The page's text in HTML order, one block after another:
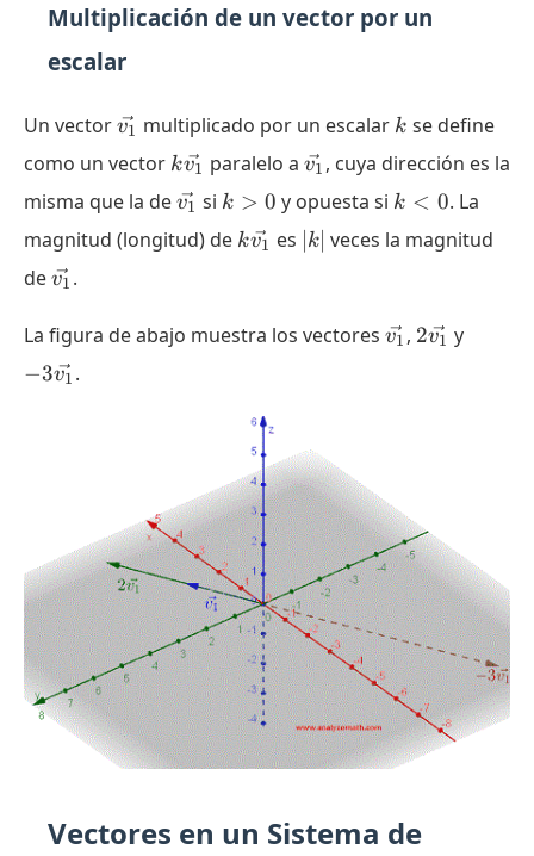
Multiplicación de un vector por un
escalar
Un vector\vec{v_1}
v1 multiplicado por un escalar k
k se define
como un vector k\vec{v_1}
kv1 paralelo a \vec{v_1}
v1 , cuya dirección es la
misma que la de\vec{v_1}
v1 si k
0
k > 0 y opuesta si k
0
k < 0. La
magnitud (longitud) de k\vec{v_1}
kv1 es |
k
k veces la magnitud
de\vec{v_1}
v1 .
La figura de abajo muestra los vectores \vec{v_1}
v1 , 2\vec{v_1}
2v1 y
−3v1 .
Vectores en un Sistema de